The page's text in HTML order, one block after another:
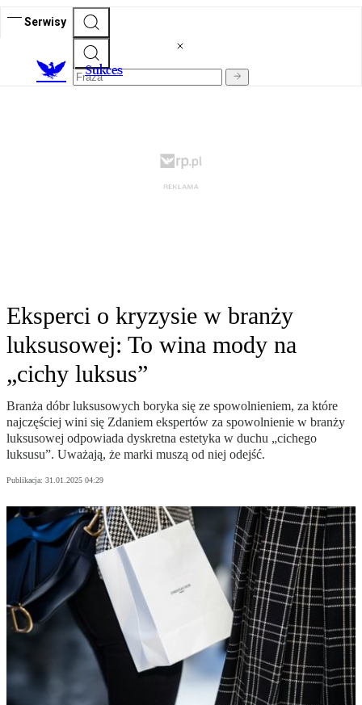
Serwisy
Sukces
Eksperci o kryzysie w branży
luksusowej: To wina mody na
„cichy luksus”
Branża dóbr luksusowych boryka się ze spowolnieniem, za które
najczęściej wini się Zdaniem ekspertów za spowolnienie w branży
luksusowej odpowiada dyskretna estetyka w duchu „cichego
luksusu”. Uważają, że marki muszą od niej odejść.
Publikacja: 31.01.2025 04:29